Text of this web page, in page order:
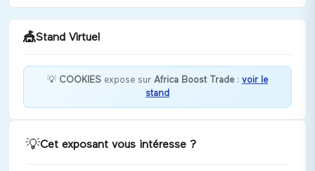
🎪Stand Virtuel
Bienvenue chez COOKIES !
💡 COOKIES expose sur Africa Boost Trade : voir le
stand
💡Cet exposant vous intéresse ?